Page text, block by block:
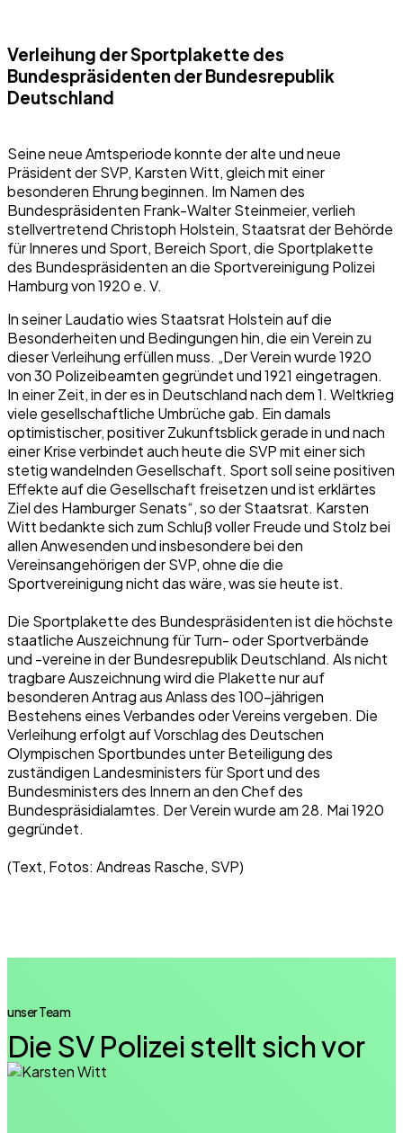
Verleihung der Sportplakette des
Bundespräsidenten der Bundesrepublik
Deutschland
Seine neue Amtsperiode konnte der alte und neue
Präsident der SVP, Karsten Witt, gleich mit einer
besonderen Ehrung beginnen. Im Namen des
Bundespräsidenten Frank-Walter Steinmeier, verlieh
stellvertretend Christoph Holstein, Staatsrat der Behörde
für Inneres und Sport, Bereich Sport, die Sportplakette
des Bundespräsidenten an die Sportvereinigung Polizei
Hamburg von 1920 e. V.
In seiner Laudatio wies Staatsrat Holstein auf die
Besonderheiten und Bedingungen hin, die ein Verein zu
dieser Verleihung erfüllen muss. „Der Verein wurde 1920
von 30 Polizeibeamten gegründet und 1921 eingetragen.
In einer Zeit, in der es in Deutschland nach dem 1. Weltkrieg
viele gesellschaftliche Umbrüche gab. Ein damals
optimistischer, positiver Zukunftsblick gerade in und nach
einer Krise verbindet auch heute die SVP mit einer sich
stetig wandelnden Gesellschaft. Sport soll seine positiven
Effekte auf die Gesellschaft freisetzen und ist erklärtes
Ziel des Hamburger Senats“, so der Staatsrat. Karsten
Witt bedankte sich zum Schluß voller Freude und Stolz bei
allen Anwesenden und insbesondere bei den
Vereinsangehörigen der SVP, ohne die die
Sportvereinigung nicht das wäre, was sie heute ist.
Die Sportplakette des Bundespräsidenten ist die höchste
staatliche Auszeichnung für Turn- oder Sportverbände
und -vereine in der Bundesrepublik Deutschland. Als nicht
tragbare Auszeichnung wird die Plakette nur auf
besonderen Antrag aus Anlass des 100-jährigen
Bestehens eines Verbandes oder Vereins vergeben. Die
Verleihung erfolgt auf Vorschlag des Deutschen
Olympischen Sportbundes unter Beteiligung des
zuständigen Landesministers für Sport und des
Bundesministers des Innern an den Chef des
Bundespräsidialamtes. Der Verein wurde am 28. Mai 1920
gegründet.
(Text, Fotos: Andreas Rasche, SVP)
unser Team
Die SV Polizei stellt sich vor